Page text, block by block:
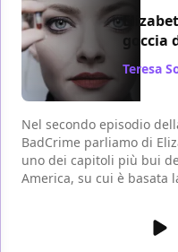
goccia
Teresa
Nel secondo episodio
BadCrime parliamo di
uno dei capitoli più bui
America, su cui è basata